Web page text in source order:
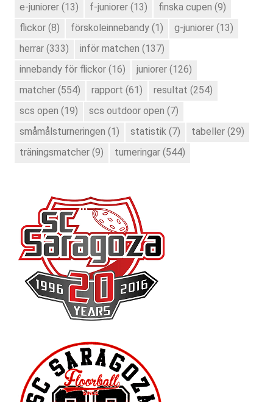
e-juniorer (13) f-juniorer (13) finska cupen (9)
flickor (8) förskoleinnebandy (1) g-juniorer (13)
herrar (333) inför matchen (137)
innebandy för flickor (16) juniorer (126)
matcher (554) rapport (61) resultat (254)
scs open (19) scs outdoor open (7)
småmålsturneringen (1) statistik (7) tabeller (29)
träningsmatcher (9) turneringar (544)